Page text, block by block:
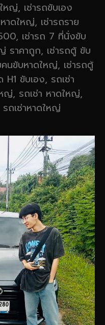
หญ่, เช่ารถขับเอง
าดใหญ่, เช่ารถราย
เช่ารถ 7 ที่นั่งขับ
ราคาถูก, เช่ารถตู้ ขับ
นขับหาดใหญ่, เช่ารถตู้
ขับเอง, รถเช่า
ญ่, รถเช่า หาดใหญ่,
ถเช่าหาดใหญ่